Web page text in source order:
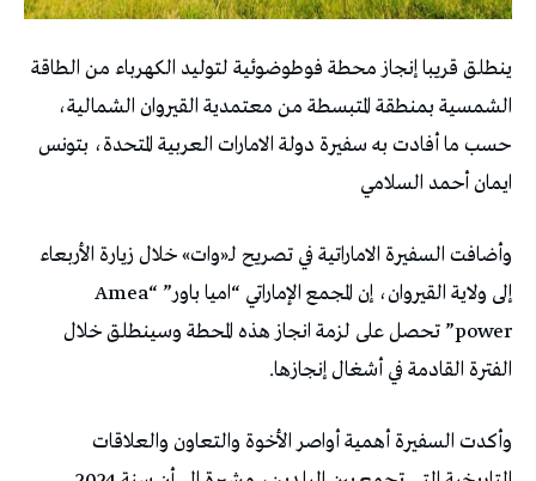
ينطلق قريبا إنجاز محطة فوطوضوئية لتوليد الكهرباء من الطاقة
الشمسية بمنطقة المتبسطة من معتمدية القيروان الشمالية،
حسب ما أفادت به سفيرة دولة الامارات العربية المتحدة، بتونس
ايمان أحمد السلامي
وأضافت السفيرة الاماراتية في تصريح لـ«وات» خلال زيارة الأربعاء
إلى ولاية القيروان، إن المجمع الإماراتي “اميا باور” “Amea
power” تحصل على لزمة انجاز هذه المحطة وسينطلق خلال
الفترة القادمة في أشغال إنجازها.
وأكدت السفيرة أهمية أواصر الأخوة والتعاون والعلاقات